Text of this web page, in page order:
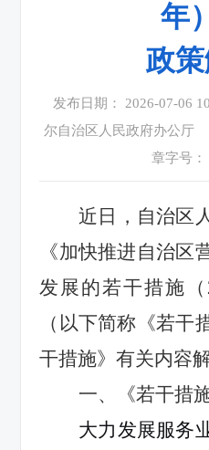
年
政
发布日期： 2026-07-06
尔自治区人民政府办公厅
章字号：
近日，自治区
《加快推进自治区
发展的若干措施（
（以下简称《若干
干措施》有关内容
一、《若干措
大力发展服务